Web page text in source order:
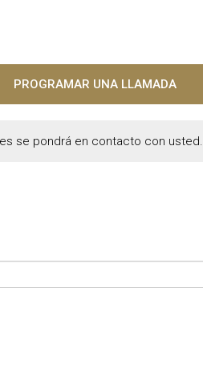
PROGRAMAR UNA LLAMADA
se pondrá en contacto con usted.